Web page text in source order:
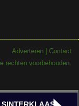
Adverteren
Contact
rechten voorbehouden.